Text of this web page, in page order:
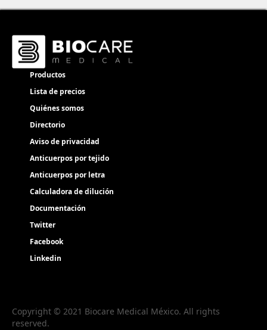
Productos
Lista de precios
Quiénes somos
Directorio
Aviso de privacidad
Anticuerpos por tejido
Anticuerpos por letra
Calculadora de dilución
Documentación
Twitter
Facebook
Linkedin
Copyright © 2021 Biocare Medical México. All rights
reserved.